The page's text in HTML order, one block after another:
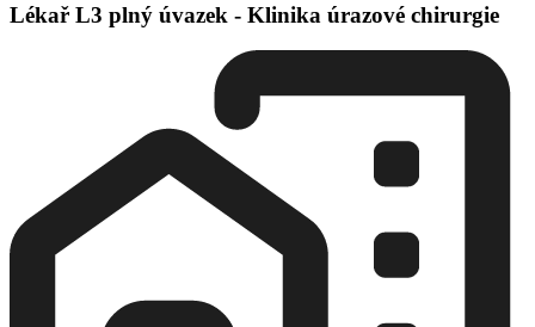
Lékař L3 plný úvazek - Klinika úrazové chirurgie